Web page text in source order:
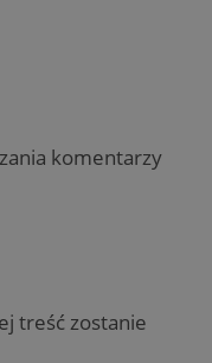
komentarzy
treść zostanie